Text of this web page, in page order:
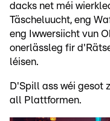
dacks net méi
Täscheluucht, eng
eng Iwwersiicht vun
onerlässleg fir
léisen.
D'Spill ass wéi gesot
all Plattformen.